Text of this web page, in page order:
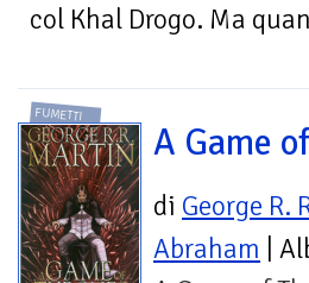
col Khal Drogo. Ma
FUMETTI
A Game
di George R.
Abraham |